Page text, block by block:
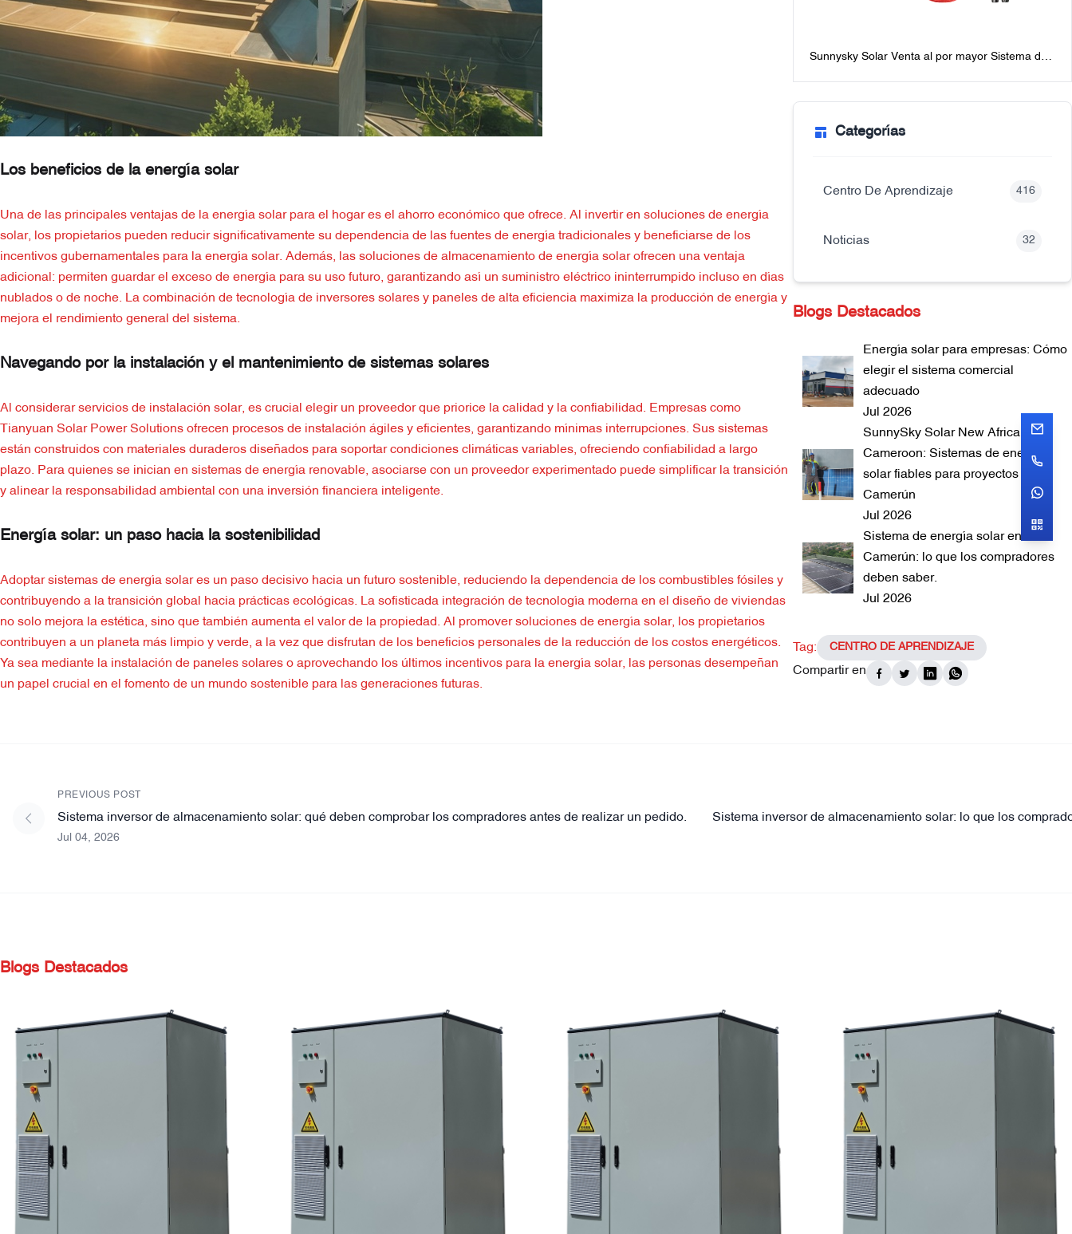
Los beneficios de la energía solar
Una de las principales ventajas de la energía solar para el hogar es el ahorro económico que ofrece. Al invertir en soluciones de energía
solar, los propietarios pueden reducir significativamente su dependencia de las fuentes de energía tradicionales y beneficiarse de los
incentivos gubernamentales para la energía solar. Además, las soluciones de almacenamiento de energía solar ofrecen una ventaja
adicional: permiten guardar el exceso de energía para su uso futuro, garantizando así un suministro eléctrico ininterrumpido incluso en días
nublados o de noche. La combinación de tecnología de inversores solares y paneles de alta eficiencia maximiza la producción de energía y
mejora el rendimiento general del sistema.
Navegando por la instalación y el mantenimiento de sistemas solares
Al considerar servicios de instalación solar, es crucial elegir un proveedor que priorice la calidad y la confiabilidad. Empresas como
Tianyuan Solar Power Solutions ofrecen procesos de instalación ágiles y eficientes, garantizando mínimas interrupciones. Sus sistemas
están construidos con materiales duraderos diseñados para soportar condiciones climáticas variables, ofreciendo confiabilidad a largo
plazo. Para quienes se inician en sistemas de energía renovable, asociarse con un proveedor experimentado puede simplificar la transición
y alinear la responsabilidad ambiental con una inversión financiera inteligente.
Energía solar: un paso hacia la sostenibilidad
Adoptar sistemas de energía solar es un paso decisivo hacia un futuro sostenible, reduciendo la dependencia de los combustibles fósiles y
contribuyendo a la transición global hacia prácticas ecológicas. La sofisticada integración de tecnología moderna en el diseño de viviendas
no solo mejora la estética, sino que también aumenta el valor de la propiedad. Al promover soluciones de energía solar, los propietarios
contribuyen a un planeta más limpio y verde, a la vez que disfrutan de los beneficios personales de la reducción de los costos energéticos.
Ya sea mediante la instalación de paneles solares o aprovechando los últimos incentivos para la energía solar, las personas desempeñan
un papel crucial en el fomento de un mundo sostenible para las generaciones futuras.
Sunnysky Solar Venta al por mayor Sistema de
solares fuera de la red con baterías
Categorías
Centro De Aprendizaje 416
Noticias 32
Blogs Destacados
Energía solar para empresas: Cómo
elegir el sistema comercial
adecuado
Jul 2026
SunnySky Solar New Africa
Cameroon: Sistemas de energía
solar fiables para proyectos en
Camerún
Jul 2026
Sistema de energía solar en
Camerún: lo que los compradores
deben saber.
Jul 2026
Tag: CENTRO DE APRENDIZAJE
Compartir en
PREVIOUS POST
Sistema inversor de almacenamiento solar: qué deben comprobar los compradores antes de realizar un pedido.
Jul 04, 2026
Sistema inversor de almacenamiento solar: lo que los
Blogs Destacados